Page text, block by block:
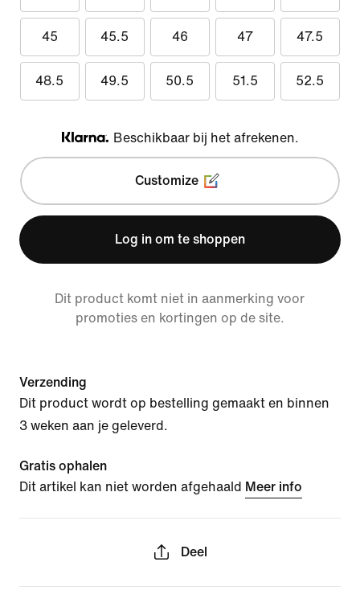
45 45.5 46 47 47.5
48.5 49.5 50.5 51.5 52.5
Klarna
Beschikbaar bij het afrekenen.
Customize
Log in om te shoppen
Dit product komt niet in aanmerking voor
promoties en kortingen op de site.
Verzending
Dit product wordt op bestelling gemaakt en binnen
3 weken aan je geleverd.
Gratis ophalen
Dit artikel kan niet worden afgehaald Meer info
Deel